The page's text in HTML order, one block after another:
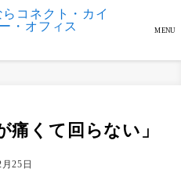
MENU
痛くて回らない」
25日